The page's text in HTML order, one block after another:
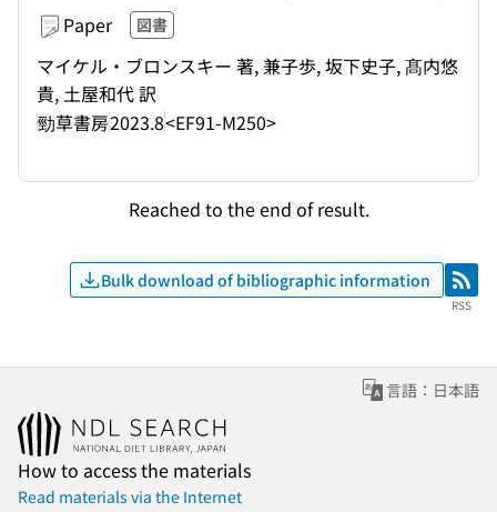
Paper 図書
マイケル・ブロンスキー 著, 兼子歩, 坂下史子, 髙内悠
貴, 土屋和代 訳
勁草書房2023.8<EF91-M250>
Reached to the end of result.
Bulk download of bibliographic information RSS
RSS
言語：日本語
How to access the materials
Read materials via the Internet